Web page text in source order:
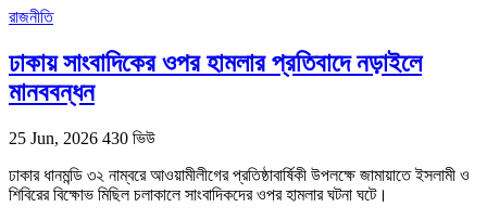
রাজনীতি
ঢাকায় সাংবাদিকের ওপর হামলার প্রতিবাদে নড়াইলে
মানববন্ধন
25 Jun, 2026 430 ভিউ
ঢাকার ধানমন্ডি ৩২ নাম্বরে আওয়ামীলীগের প্রতিষ্ঠাবার্ষিকী উপলক্ষে জামায়াতে ইসলামী ও
শিবিরের বিক্ষোভ মিছিল চলাকালে সাংবাদিকদের ওপর হামলার ঘটনা ঘটে।